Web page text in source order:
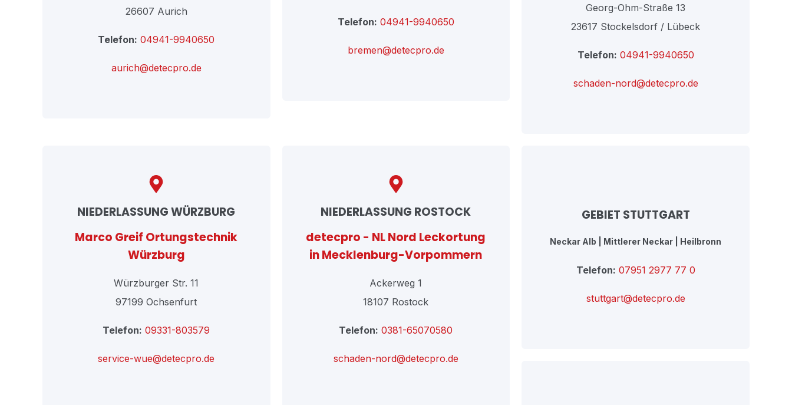
26607 Aurich
Telefon: 04941-9940650
aurich@detecpro.de
Telefon: 04941-9940650
bremen@detecpro.de
Georg-Ohm-Straße 13
23617 Stockelsdorf / Lübeck
Telefon: 04941-9940650
schaden-nord@detecpro.de
NIEDERLASSUNG WÜRZBURG
Marco Greif Ortungstechnik
Würzburg
Würzburger Str. 11
97199 Ochsenfurt
Telefon: 09331-803579
service-wue@detecpro.de
NIEDERLASSUNG ROSTOCK
detecpro - NL Nord Leckortung
in Mecklenburg-Vorpommern
Ackerweg 1
18107 Rostock
Telefon: 0381-65070580
schaden-nord@detecpro.de
GEBIET STUTTGART
Neckar Alb | Mittlerer Neckar | Heilbronn
Telefon: 07951 2977 77 0
stuttgart@detecpro.de